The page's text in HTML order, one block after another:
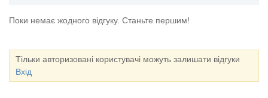
Поки немає жодного відгуку. Станьте першим!
Тільки авторизовані користувачі можуть залишати відгуки
Вхід